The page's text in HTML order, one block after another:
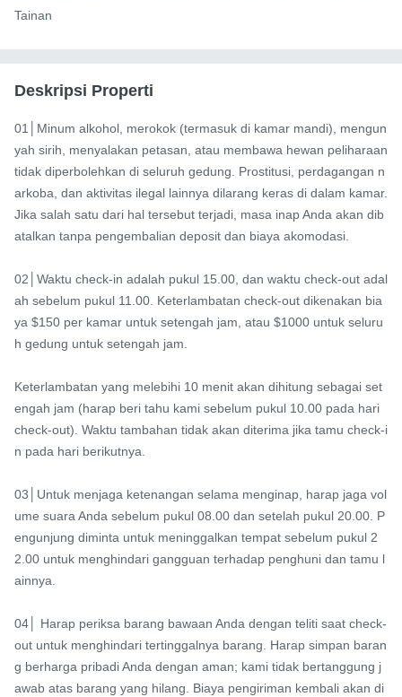
Tainan
Deskripsi Properti
01│Minum alkohol, merokok (termasuk di kamar mandi), mengun
yah sirih, menyalakan petasan, atau membawa hewan peliharaan
tidak diperbolehkan di seluruh gedung. Prostitusi, perdagangan n
arkoba, dan aktivitas ilegal lainnya dilarang keras di dalam kamar.
Jika salah satu dari hal tersebut terjadi, masa inap Anda akan dib
atalkan tanpa pengembalian deposit dan biaya akomodasi.
02│Waktu check-in adalah pukul 15.00, dan waktu check-out adal
ah sebelum pukul 11.00. Keterlambatan check-out dikenakan bia
ya $150 per kamar untuk setengah jam, atau $1000 untuk seluru
h gedung untuk setengah jam.
Keterlambatan yang melebihi 10 menit akan dihitung sebagai set
engah jam (harap beri tahu kami sebelum pukul 10.00 pada hari
check-out). Waktu tambahan tidak akan diterima jika tamu check-i
n pada hari berikutnya.
03│Untuk menjaga ketenangan selama menginap, harap jaga vol
ume suara Anda sebelum pukul 08.00 dan setelah pukul 20.00. P
engunjung diminta untuk meninggalkan tempat sebelum pukul 2
2.00 untuk menghindari gangguan terhadap penghuni dan tamu l
ainnya.
04│ Harap periksa barang bawaan Anda dengan teliti saat check-
out untuk menghindari tertinggalnya barang. Harap simpan baran
g berharga pribadi Anda dengan aman; kami tidak bertanggung j
awab atas barang yang hilang. Biaya pengiriman kembali akan di